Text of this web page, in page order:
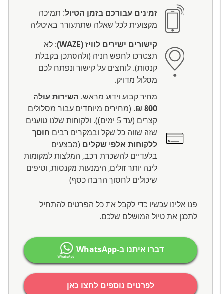
זמינים עבורכם בזמן הטיול: תמיכה
מקצועית לכל שאלה שתתעורר באיטליה
קישורים ישירים לוויז (WAZE)
: לא
תצטרכו לחפש חניה (ולהסתכן בקבלת
קנסות). לוחצים על קישור ונפתח לכם
מסלול מדויק.
מחיר קבוע וידוע מראש. השירות עולה
800 ₪
. (מחירים מיוחדים עבור מסלולים
קצרים (עד 5 ימים)). ולקוחות שלנו טוענים
שזה שווה כל שקל ובמקרים רבים חוסך
ללקוחות אלפי שקלים (מבצעים
בלעדיים להשכרת רכב, המלצות למקומות
לינה יותר זולים, הימנעות מקנסות, וטיפים
שיכולים לחסוך הרבה כסף)
פנו אלינו עכשיו כדי לקבל את כל הפרטים להתחיל
לתכנן את טיול המושלם שלכם.
דברו איתנו ב-WhatsApp
לפרטים נוספים לחצו כאן